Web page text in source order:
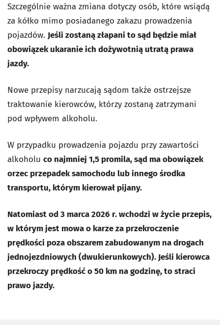
Szczególnie ważna zmiana dotyczy osób, które wsiądą
za kółko mimo posiadanego zakazu prowadzenia
pojazdów. Jeśli zostaną złapani to sąd będzie miał
obowiązek ukaranie ich dożywotnią utratą prawa
jazdy.
Nowe przepisy narzucają sądom także ostrzejsze
traktowanie kierowców, którzy zostaną zatrzymani
pod wpływem alkoholu.
W przypadku prowadzenia pojazdu przy zawartości
alkoholu co najmniej 1,5 promila, sąd ma obowiązek
orzec przepadek samochodu lub innego środka
transportu, którym kierował pijany.
Natomiast od 3 marca 2026 r. wchodzi w życie przepis,
w którym jest mowa o karze za przekroczenie
prędkości poza obszarem zabudowanym na drogach
jednojezdniowych (dwukierunkowych). Jeśli kierowca
przekroczy prędkość o 50 km na godzinę, to straci
prawo jazdy.